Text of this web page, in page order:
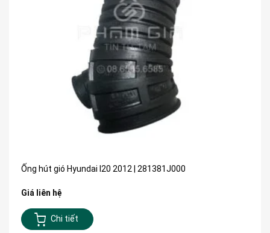
Ống hút gió Hyundai I20 2012 | 281381J000
Giá liên hệ
Chi tiết